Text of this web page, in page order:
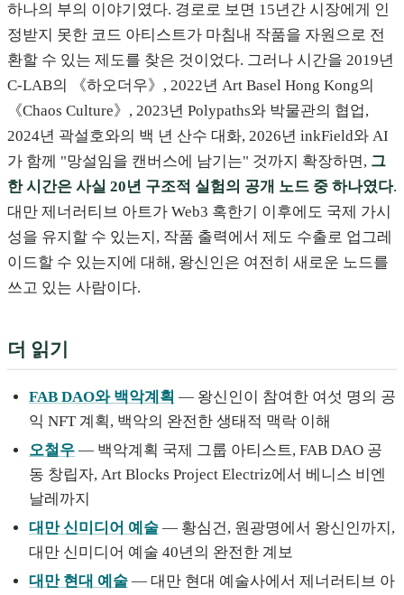
하나의 부의 이야기였다. 경로로 보면 15년간 시장에게 인
정받지 못한 코드 아티스트가 마침내 작품을 자원으로 전
환할 수 있는 제도를 찾은 것이었다. 그러나 시간을 2019년
C-LAB의 《하오더우》, 2022년 Art Basel Hong Kong의
《Chaos Culture》, 2023년 Polypaths와 박물관의 협업,
2024년 곽설호와의 백 년 산수 대화, 2026년 inkField와 AI
가 함께 "망설임을 캔버스에 남기는" 것까지 확장하면, 그
한 시간은 사실 20년 구조적 실험의 공개 노드 중 하나였다.
대만 제너러티브 아트가 Web3 혹한기 이후에도 국제 가시
성을 유지할 수 있는지, 작품 출력에서 제도 수출로 업그레
이드할 수 있는지에 대해, 왕신인은 여전히 새로운 노드를
쓰고 있는 사람이다.
더 읽기
FAB DAO와 백악계획 — 왕신인이 참여한 여섯 명의 공
익 NFT 계획, 백악의 완전한 생태적 맥락 이해
오철우 — 백악계획 국제 그룹 아티스트, FAB DAO 공
동 창립자, Art Blocks Project Electriz에서 베니스 비엔
날레까지
대만 신미디어 예술 — 황심건, 원광명에서 왕신인까지,
대만 신미디어 예술 40년의 완전한 계보
대만 현대 예술 — 대만 현대 예술사에서 제너러티브 아